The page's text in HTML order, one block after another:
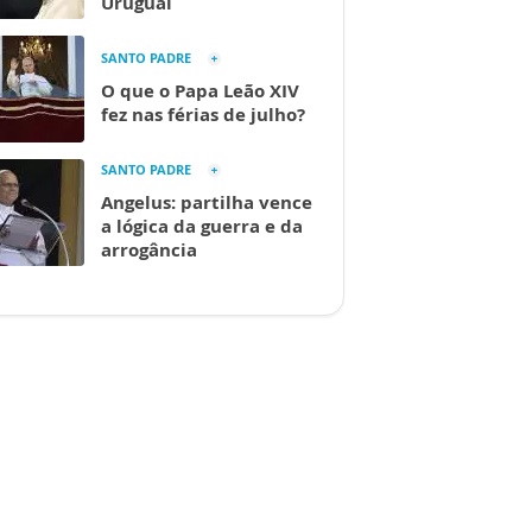
SANTO PADRE
O que o Papa Leão XIV
fez nas férias de julho?
SANTO PADRE
Angelus: partilha vence
a lógica da guerra e da
arrogância